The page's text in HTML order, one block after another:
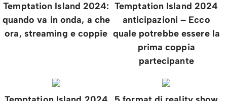
Temptation Island 2024:
quando va in onda, a che
ora, streaming e coppie
Temptation Island 2024
anticipazioni – Ecco
quale potrebbe essere la
prima coppia
partecipante